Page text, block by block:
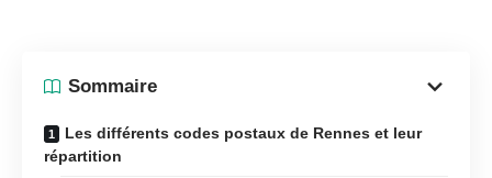
Sommaire
Les différents codes postaux de Rennes et leur
répartition